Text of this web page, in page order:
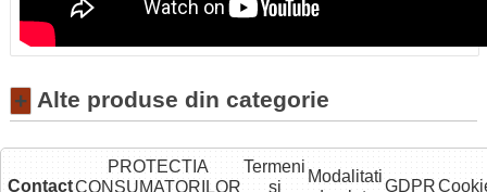
+ Alte produse din categorie
Contact
PROTECTIA
CONSUMATORILOR
Termeni
si
Modalitati
GDPR